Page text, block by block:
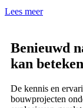
Lees meer
Benieuwd
kan
De kennis en
bouwprojecten